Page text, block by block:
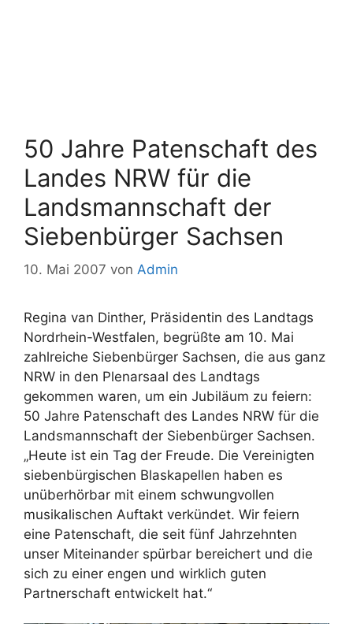
50 Jahre Patenschaft des
Landes NRW für die
Landsmannschaft der
Siebenbürger Sachsen
10. Mai 2007 von Admin
Regina van Dinther, Präsidentin des Landtags
Nordrhein-Westfalen, begrüßte am 10. Mai
zahlreiche Siebenbürger Sachsen, die aus ganz
NRW in den Plenarsaal des Landtags
gekommen waren, um ein Jubiläum zu feiern:
50 Jahre Patenschaft des Landes NRW für die
Landsmannschaft der Siebenbürger Sachsen.
„Heute ist ein Tag der Freude. Die Vereinigten
siebenbürgischen Blaskapellen haben es
unüberhörbar mit einem schwungvollen
musikalischen Auftakt verkündet. Wir feiern
eine Patenschaft, die seit fünf Jahrzehnten
unser Miteinander spürbar bereichert und die
sich zu einer engen und wirklich guten
Partnerschaft entwickelt hat.“